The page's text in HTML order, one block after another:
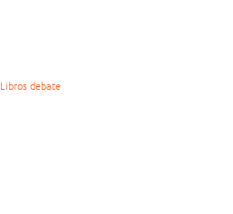
Libros debate